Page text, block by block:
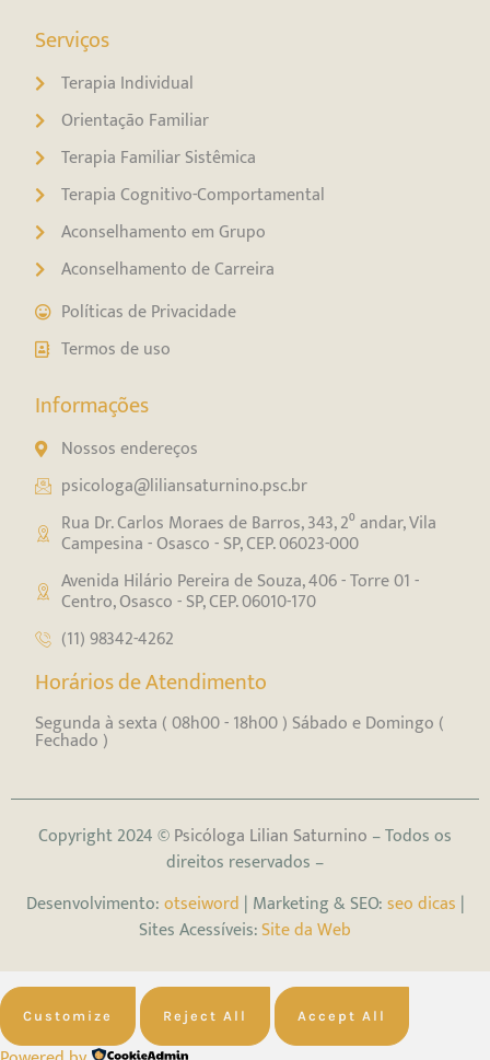
Serviços
Terapia Individual
Orientação Familiar
Terapia Familiar Sistêmica
Terapia Cognitivo-Comportamental
Aconselhamento em Grupo
Aconselhamento de Carreira
Políticas de Privacidade
Termos de uso
Informações
Nossos endereços
psicologa@liliansaturnino.psc.br
Rua Dr. Carlos Moraes de Barros, 343, 2⁰ andar, Vila
Campesina - Osasco - SP, CEP. 06023-000
Avenida Hilário Pereira de Souza, 406 - Torre 01 -
Centro, Osasco - SP, CEP. 06010-170
(11) 98342-4262
Horários de Atendimento
Segunda à sexta ( 08h00 - 18h00 ) Sábado e Domingo (
Fechado )
Copyright 2024 ©Psicóloga Lilian Saturnino – Todos os
direitos reservados –
Desenvolvimento:otseiword | Marketing & SEO:seo dicas |
Sites Acessíveis:Site da Web
Customize Reject All Accept All